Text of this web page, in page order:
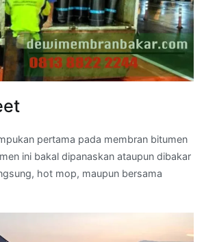
pertama pada membran bitumen
ini bakal dipanaskan ataupun dibakar
hot mop, maupun bersama